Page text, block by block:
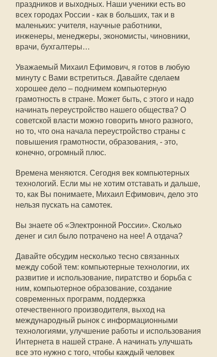
праздников и выходных. Наши ученики есть во
всех городах России - как в больших, так и в
маленьких: учителя, научные работники,
инженеры, менеджеры, экономисты, чиновники,
врачи, бухгалтеры…
Уважаемый Михаил Ефимович, я готов в любую
минуту с Вами встретиться. Давайте сделаем
хорошее дело – поднимем компьютерную
грамотность в стране. Может быть, с этого и надо
начинать переустройство нашего общества? О
советской власти можно говорить много разного,
но то, что она начала переустройство страны с
повышения грамотности, образования, - это,
конечно, огромный плюс.
Времена меняются. Сегодня век компьютерных
технологий. Если мы не хотим отставать и дальше,
то, как Вы понимаете, Михаил Ефимович, дело это
нельзя пускать на самотек.
Вы знаете об «Электронной России». Сколько
денег и сил было потрачено на нее! А отдача?
Давайте обсудим несколько тесно связанных
между собой тем: компьютерные технологии, их
развитие и использование, пиратство и борьба с
ним, компьютерное образование, создание
современных программ, поддержка
отечественного производителя, выход на
международный рынок с информационными
технологиями, улучшение работы и использования
Интернета в нашей стране. А начинать улучшать
все это нужно с того, чтобы каждый человек